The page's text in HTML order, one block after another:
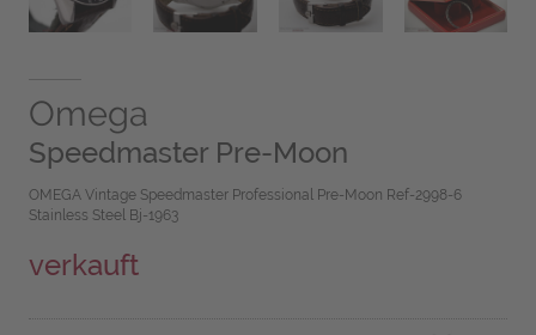
Omega
Speedmaster Pre-Moon
OMEGA Vintage Speedmaster Professional Pre-Moon Ref-2998-6
Stainless Steel Bj-1963
verkauft